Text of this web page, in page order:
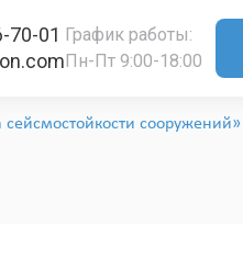
70-01 График работы:
Пн-Пт 9:00-18:00
сооружений»